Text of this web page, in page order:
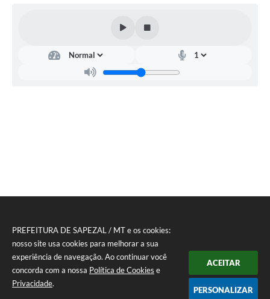
PREFEITURA DE SAPEZAL / MT e os cookies:
nosso site usa cookies para melhorar a sua
experiência de navegação. Ao continuar você
concorda com a nossa Política de Cookies e
Privacidade.
ACEITAR
PERSONALIZAR